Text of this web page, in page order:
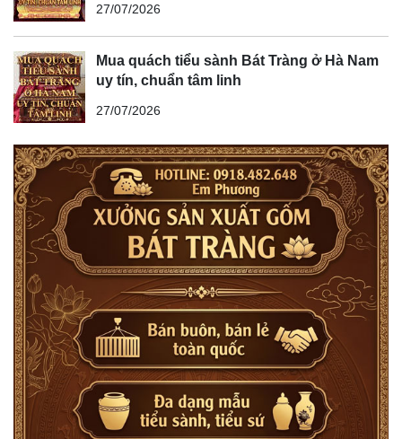
27/07/2026
Mua quách tiểu sành Bát Tràng ở Hà Nam
uy tín, chuẩn tâm linh
27/07/2026